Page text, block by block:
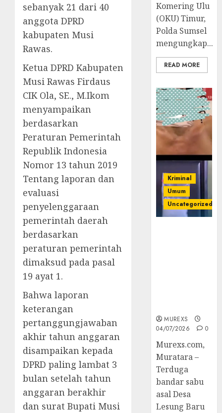
sebanyak 21 dari 40
anggota DPRD
kabupaten Musi
Rawas.
Ketua DPRD Kabupaten
Musi Rawas Firdaus
CIK Ola, SE., M.Ikom
menyampaikan
berdasarkan
Peraturan Pemerintah
Republik Indonesia
Nomor 13 tahun 2019
Tentang laporan dan
evaluasi
penyelenggaraan
pemerintah daerah
berdasarkan
peraturan pemerintah
dimaksud pada pasal
19 ayat 1.
Bahwa laporan
keterangan
pertanggungjawaban
akhir tahun anggaran
disampaikan kepada
DPRD paling lambat 3
bulan setelah tahun
anggaran berakhir
dan surat Bupati Musi
Komering Ulu
(OKU) Timur,
Polda Sumsel
mengungkap...
READ MORE
Kriminal
Umum
Uncategorized
MUREXS
04/07/2026
0
Murexs.com,
Muratara –
Terduga
bandar sabu
asal Desa
Lesung Baru